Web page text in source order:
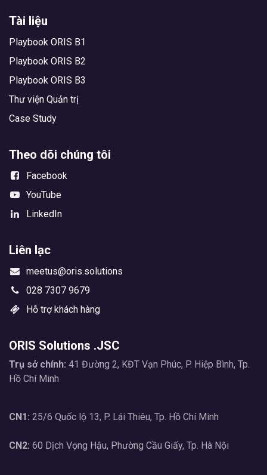
Tài liệu
Playbook ORIS B1
Playbook ORIS B2
Playbook ORIS B3
Thư viện Quản trị
Case Study
Theo dõi chúng tôi
Facebook
YouTube
LinkedIn
Liên lạc
meetus@oris.solutions
028 7307 9679
Hỗ trợ khách hàng
ORIS Solutions .JSC
Trụ sở chính: 41 Đường 2, KĐT Vạn Phúc, P. Hiệp Bình, Tp.
Hồ Chí Minh
CN1: 25/6 Quốc lộ 13, P. Lái Thiêu, Tp. Hồ Chí Minh
CN2: 60 Dịch Vọng Hậu, Phường Cầu Giấy, Tp. Hà Nội